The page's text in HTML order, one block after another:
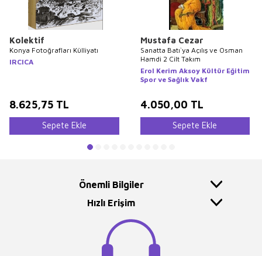
Kolektif
Konya Fotoğrafları Külliyatı
IRCICA
8.625,75 TL
Sepete Ekle
Mustafa Cezar
Sanatta Batı`ya Açılış ve Osman
Hamdi 2 Cilt Takım
Erol Kerim Aksoy Kültür Eğitim
Spor ve Sağlık Vakf
4.050,00 TL
Sepete Ekle
Önemli Bilgiler
Hızlı Erişim